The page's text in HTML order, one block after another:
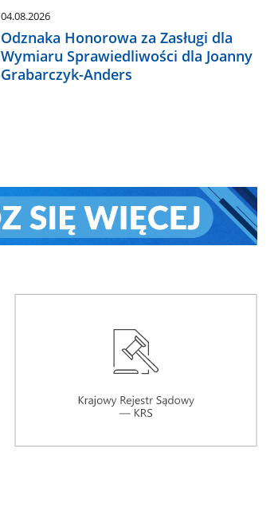
04.08.2026
Odznaka Honorowa za Zasługi dla
Wymiaru Sprawiedliwości dla Joanny
Grabarczyk-Anders